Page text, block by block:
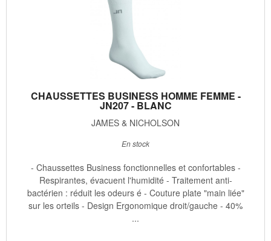
CHAUSSETTES BUSINESS HOMME FEMME -
JN207 - BLANC
JAMES & NICHOLSON
En stock
- Chaussettes Business fonctionnelles et confortables -
Respirantes, évacuent l'humidité - Traitement anti-
bactérien : réduit les odeurs é - Couture plate "main liée"
sur les orteils - Design Ergonomique droit/gauche - 40%
...